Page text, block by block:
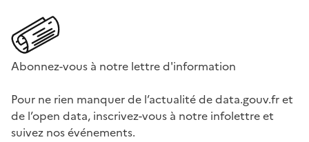
Abonnez-vous à notre lettre d'information
Pour ne rien manquer de l’actualité de data.gouv.fr et
de l’open data, inscrivez-vous à notre infolettre et
suivez nos événements.